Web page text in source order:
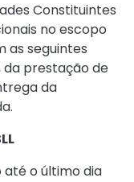
Constituintes
no escopo
as seguintes
prestação de
da
até o último dia